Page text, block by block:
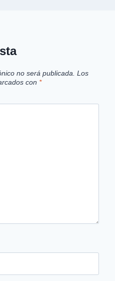
no será publicada. Los
con *